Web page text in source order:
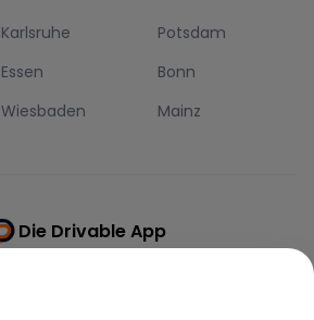
Karlsruhe
Potsdam
Essen
Bonn
Wiesbaden Mainz
Die Drivable App